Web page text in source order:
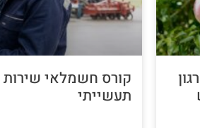
קורס חשמלאי שירות
תעשייתי